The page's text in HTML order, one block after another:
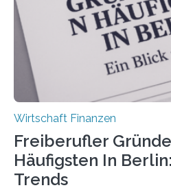
über 50 Jahre alt und wird in
Nachfolgeregelung benötigen.
bereits Regelungen…
Wirtschaft Finanzen
Freiberufler
Häufigsten In
Trends